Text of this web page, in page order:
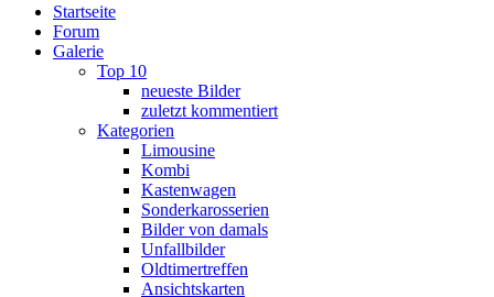
Startseite
Forum
Galerie
Top 10
neueste Bilder
zuletzt kommentiert
Kategorien
Limousine
Kombi
Kastenwagen
Sonderkarosserien
Bilder von damals
Unfallbilder
Oldtimertreffen
Ansichtskarten